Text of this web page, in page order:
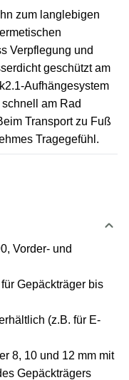
zum langlebigen
Verpflegung und
geschützt am
Aufhängesystem
am Rad
Transport zu Fuß
Tragegefühl.
Vorder- und
Gepäckträger bis
(z.B. für E-
8, 10 und 12 mm mit
Gepäckträgers